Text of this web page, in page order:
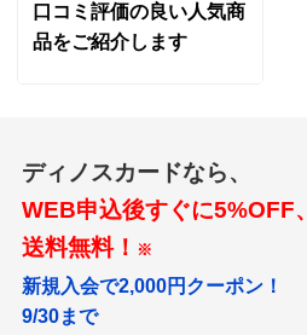
口コミ評価の良い人気商
品をご紹介します
ディノスカードなら、
WEB申込後すぐに5%OFF、
送料無料！ ※
新規入会で2,000円クーポン！
9/30まで